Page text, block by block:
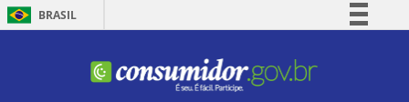
BRASIL
Comunica BR